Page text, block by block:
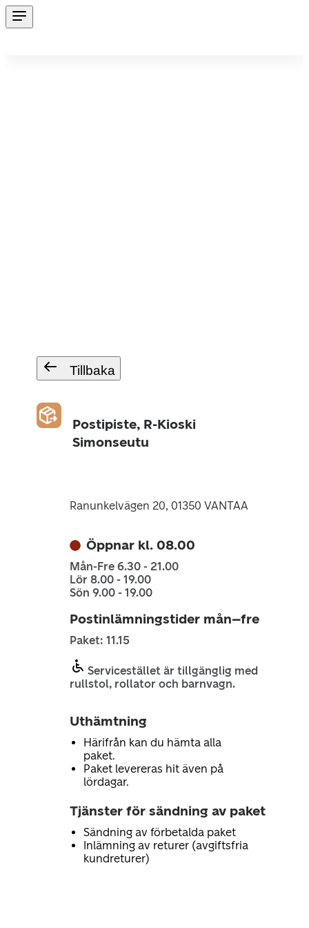
Tillbaka
Postipiste, R-Kioski
Simonseutu
Ranunkelvägen 20, 01350 VANTAA
Öppnar kl. 08.00
Mån-Fre 6.30 - 21.00
Lör 8.00 - 19.00
Sön 9.00 - 19.00
Postinlämningstider mån–fre
Paket: 11.15
Servicestället är tillgänglig med
rullstol, rollator och barnvagn.
Uthämtning
Härifrån kan du hämta alla
paket.
Paket levereras hit även på
lördagar.
Tjänster för sändning av paket
Sändning av förbetalda paket
Inlämning av returer (avgiftsfria
kundreturer)